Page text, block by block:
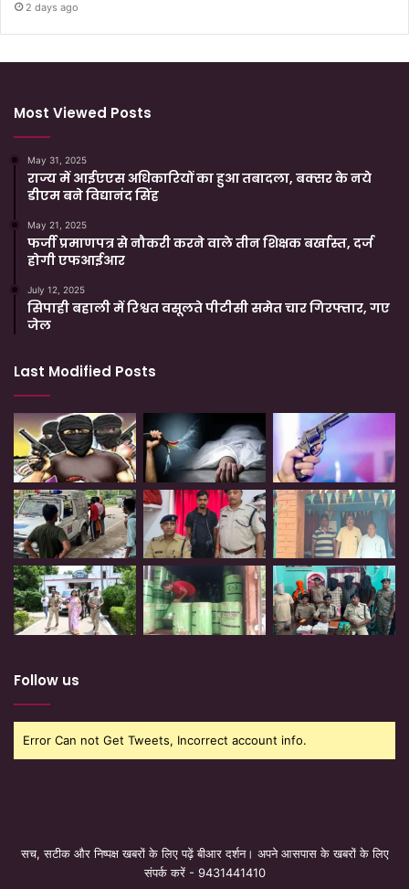
2 days ago
Most Viewed Posts
May 31, 2025
राज्य में आईएएस अधिकारियों का हुआ तबादला, बक्सर के नये
डीएम बने विद्यानंद सिंह
May 21, 2025
फर्जी प्रमाणपत्र से नौकरी करने वाले तीन शिक्षक बर्खास्त, दर्ज
होगी एफआईआर
July 12, 2025
सिपाही बहाली में रिश्वत वसूलते पीटीसी समेत चार गिरफ्तार, गए
जेल
Last Modified Posts
Follow us
Error Can not Get Tweets, Incorrect account info.
सच, सटीक और निष्पक्ष खबरों के लिए पढ़ें बीआर दर्शन। अपने आसपास के खबरों के लिए
संपर्क करें - 9431441410